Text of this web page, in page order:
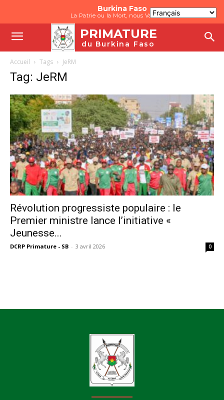
Burkina Faso
La Patrie ou la Mort, nous Vaincrons
PRIMATURE
du Burkina Faso
Accueil Tags JeRM
Tag: JeRM
Révolution progressiste populaire : le
Premier ministre lance l’initiative «
Jeunesse...
DCRP Primature - SB - 3 avril 2026 0